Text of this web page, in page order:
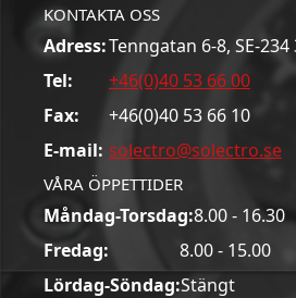
KONTAKTA OSS
Adress:Tenngatan 6-8, SE-
Tel:
+46(0)40 53 66 00
Fax:
+46(0)40 53 66 10
E-mail: solectro@solectro.se
VÅRA ÖPPETTIDER
Måndag-Torsdag:8.00 - 16.30
Fredag:
8.00 - 15.00
Lördag-Söndag:Stängt